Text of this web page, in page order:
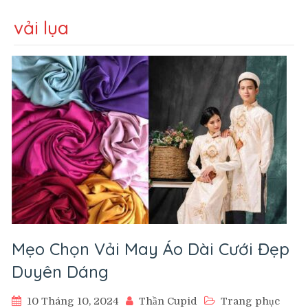
vải lụa
Mẹo Chọn Vải May Áo Dài Cưới Đẹp
Duyên Dáng
10 Tháng 10, 2024 Thần Cupid
Trang phục